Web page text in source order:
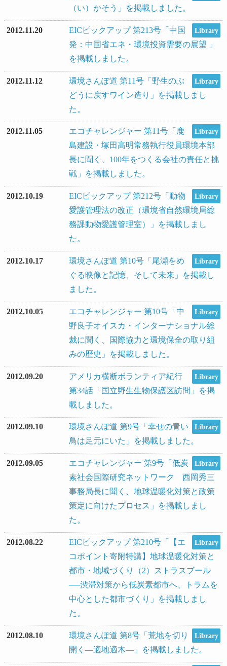
（い）かそう」を掲載しました。
2012.11.20 Library
EICピックアップ 第213号「中国
発：中国省エネ・環境投資需要の展望 」
を掲載しました。
2012.11.12 Library
環境さんぽ道 第11号「野生のぶ
どうに戻すワイン造り」を掲載しまし
た。
2012.11.05 Library
エコチャレンジャー 第11号「鹿
島建設・塚田高明常務執行役員環境本部
長に聞く、100年をつくる会社の責任と挑
戦」を掲載しました。
2012.10.19 Library
EICピックアップ 第212号「動物
愛護管理法の改正（環境省自然環境局総
務課動物愛護管理室）」を掲載しまし
た。
2012.10.17 Library
環境さんぽ道 第10号「尾瀬をめ
ぐる映像と記憶、そして未来」を掲載し
ました。
2012.10.05 Library
エコチャレンジャー 第10号「中
野良子オイスカ・インターナショナル総
裁に聞く、国際協力と環境保全の取り組
みの歴史」を掲載しました。
2012.09.20 Library
アメリカ横断ボランティア紀行
第34話「国立野生生物保護区訪問」を掲
載しました。
2012.09.10 Library
環境さんぽ道 第9号「幸せの青い
鳥は足元にいた」を掲載しました。
2012.09.05 Library
エコチャレンジャー 第9号「低炭
素社会国際研究ネットワーク 西岡秀三
事務局長に聞く、地球温暖化対策と政策
策定に向けたプロセス」を掲載しまし
た。
2012.08.22 Library
EICピックアップ 第210号「【エ
コポイント寄附特講】地球温暖化対策と
都市・地域づくり（2）ストラスブール
──渋滞対策から低炭素都市へ、トラムを
中心とした都市づくり」を掲載しまし
た。
2012.08.10 Library
環境さんぽ道 第8号「荒地を切り
開く―適地適木―」を掲載しました。